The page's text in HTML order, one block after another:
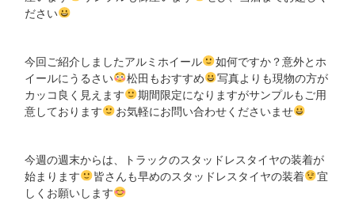
ださい
今回ご紹介しましたアルミホイール
如何ですか？意外とホ
イールにうるさい
松田もおすすめ
写真よりも現物の方が
カッコ良く見えます
期間限定になりますがサンプルもご用
意しております
お気軽にお問い合わせくださいませ
今週の週末からは、トラックのスタッドレスタイヤの装着が
始まります
皆さんも早めのスタッドレスタイヤの装着
宜
しくお願いします